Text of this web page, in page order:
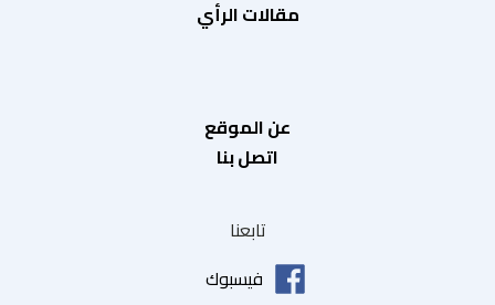
مقالات الرأي
عن الموقع
اتصل بنا
تابعنا
فيسبوك